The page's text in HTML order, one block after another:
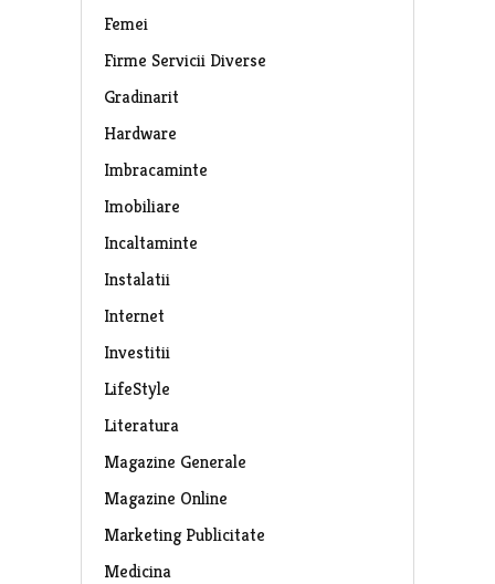
Femei
Firme Servicii Diverse
Gradinarit
Hardware
Imbracaminte
Imobiliare
Incaltaminte
Instalatii
Internet
Investitii
LifeStyle
Literatura
Magazine Generale
Magazine Online
Marketing Publicitate
Medicina